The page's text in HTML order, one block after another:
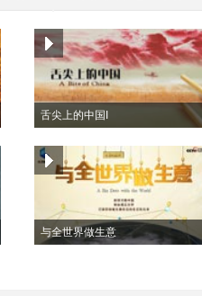
舌尖上的中国I
与全世界做生意